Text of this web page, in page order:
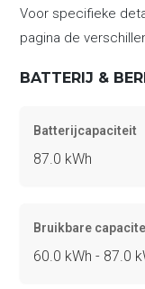
Voor specifieke
pagina de
BATTERIJ &
Batterijcapaciteit
87.0 kWh
Bruikbare
60.0 kWh - 87.0